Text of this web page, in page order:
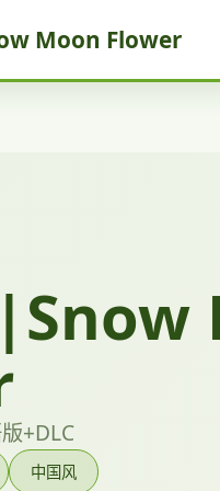
Moon Flower
+DLC
中国风